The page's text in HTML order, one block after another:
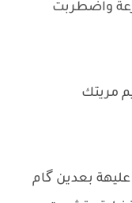
واضطربت
مريتك
بعدين گام